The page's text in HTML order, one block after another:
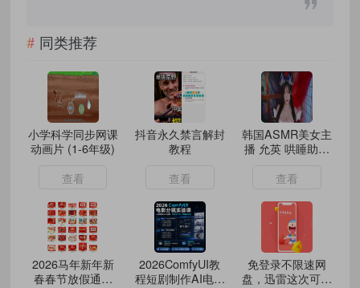
同类推荐
小学科学同步网课
动画片 (1-6年级)
查看
抖音永久禁言解封
教程
查看
韩国ASMR美女主
播 允英 哄睡助眠
查看
2026马年新年新
春春节放假通知
2026ComfyUI教
程短剧制作AI电影
免登录不限速网
盘，迅雷这次可能